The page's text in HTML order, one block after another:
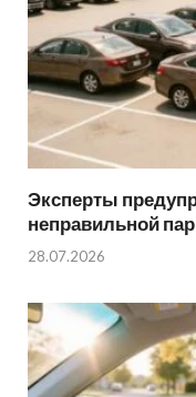
Эксперты
неправильной
28.07.2026